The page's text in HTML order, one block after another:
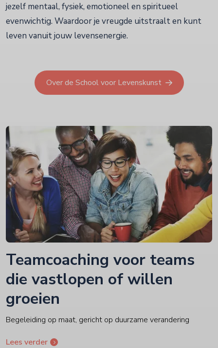
jezelf mentaal, fysiek, emotioneel en spiritueel
evenwichtig. Waardoor je vreugde uitstraalt en kunt
leven vanuit jouw levensenergie.
Over de School voor Levenskunst
Teamcoaching voor teams
die vastlopen of willen
groeien
Begeleiding op maat, gericht op duurzame verandering
Lees verder